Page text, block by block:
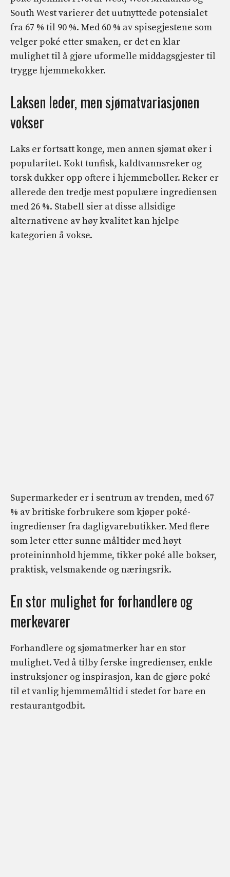
South West varierer det uutnyttede potensialet
fra 67 % til 90 %. Med 60 % av spisegjestene som
velger poké etter smaken, er det en klar
mulighet til å gjøre uformelle middagsgjester til
trygge hjemmekokker.
Laksen leder, men sjømatvariasjonen
vokser
Laks er fortsatt konge, men annen sjømat øker i
popularitet. Kokt tunfisk, kaldtvannsreker og
torsk dukker opp oftere i hjemmeboller. Reker er
allerede den tredje mest populære ingrediensen
med 26 %. Stabell sier at disse allsidige
alternativene av høy kvalitet kan hjelpe
kategorien å vokse.
Supermarkeder er i sentrum av trenden, med 67
% av britiske forbrukere som kjøper poké-
ingredienser fra dagligvarebutikker. Med flere
som leter etter sunne måltider med høyt
proteininnhold hjemme, tikker poké alle bokser,
praktisk, velsmakende og næringsrik.
En stor mulighet for forhandlere og
merkevarer
Forhandlere og sjømatmerker har en stor
mulighet. Ved å tilby ferske ingredienser, enkle
instruksjoner og inspirasjon, kan de gjøre poké
til et vanlig hjemmemåltid i stedet for bare en
restaurantgodbit.